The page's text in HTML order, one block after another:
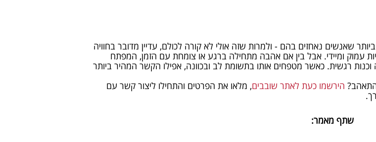
שאנשים נאחזים בהם - ולמרות שזה אולי לא קורה לכולם, עדיין מדובר בחוויה
עמוק ומיידי. אבל בין אם אהבה מתחילה ברגע או צומחת עם הזמן, המפתח
רגשית. כאשר מטפחים אותו בתשומת לב ובכוונה, אפילו הקשר המהיר ביותר
הירשמו כעת לאתר שובבים, מלאו את הפרטים והתחילו ליצור קשר עם
שתף מאמר: